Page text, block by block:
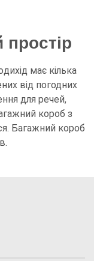
має кілька
від погодних
для речей,
короб з
Багажний короб